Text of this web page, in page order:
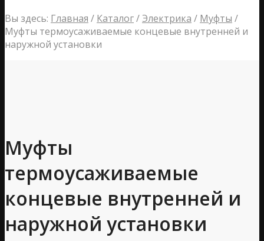
Вы здесь: Главная / Каталог/ Электрика / Муфты /
Муфты термоусаживаемые концевые внутренней и
наружной установки
Муфты
термоусаживаемые
концевые внутренней и
наружной установки